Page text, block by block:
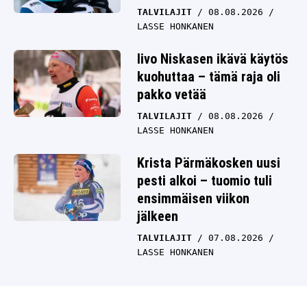
TALVILAJIT
08.08.2026
LASSE HONKANEN
Iivo Niskasen ikävä käytös
kuohuttaa – tämä raja oli
pakko vetää
TALVILAJIT
08.08.2026
LASSE HONKANEN
Krista Pärmäkosken uusi
pesti alkoi – tuomio tuli
ensimmäisen viikon
jälkeen
TALVILAJIT
07.08.2026
LASSE HONKANEN